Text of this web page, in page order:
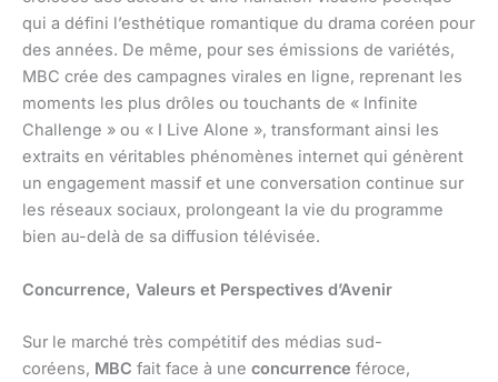
qui a défini l’esthétique romantique du drama coréen pour
des années. De même, pour ses émissions de variétés,
MBC crée des campagnes virales en ligne, reprenant les
moments les plus drôles ou touchants de « Infinite
Challenge » ou « I Live Alone », transformant ainsi les
extraits en véritables phénomènes internet qui génèrent
un engagement massif et une conversation continue sur
les réseaux sociaux, prolongeant la vie du programme
bien au-delà de sa diffusion télévisée.
Concurrence, Valeurs et Perspectives d’Avenir
Sur le marché très compétitif des médias sud-
coréens, MBC fait face à une concurrence féroce,